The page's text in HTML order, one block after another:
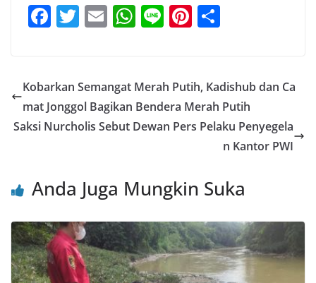
F
e
b
o
T
er
E
l
W
s
A
p
Li Pi
e
st
e
Kobarkan Semangat Merah Putih, Kadishub dan Ca
mat Jonggol Bagikan Bendera Merah Putih
Saksi Nurcholis Sebut Dewan Pers Pelaku Penyegela
n Kantor PWI
Anda Juga Mungkin Suka